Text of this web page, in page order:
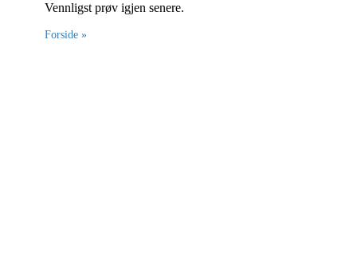
Vennligst prøv igjen senere.
Forside »